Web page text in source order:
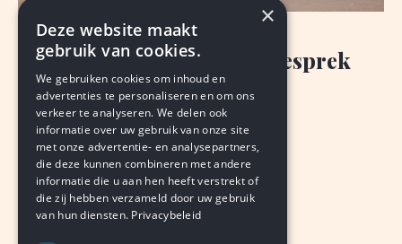
NIEUWS
Burgemeester: nog geen gesprek
klokkenluider
HUB BRANDTSandBJORN THIMISTER
augustus 7, 2026 LEDEN
×
Deze website maakt
gebruik van cookies.
We gebruiken cookies om inhoud en
advertenties te personaliseren en om ons
verkeer te analyseren. We delen ook
informatie over uw gebruik van onze site
met onze advertentie- en analysepartners,
die deze kunnen combineren met andere
informatie die u aan hen heeft verstrekt of
die zij hebben verzameld door uw gebruik
van hun diensten. Privacybeleid